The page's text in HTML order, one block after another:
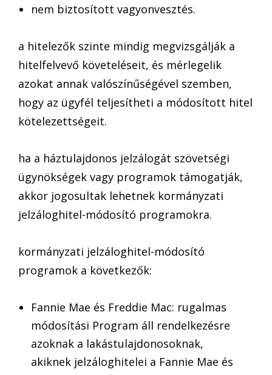
nem biztosított vagyonvesztés.
a hitelezők szinte mindig megvizsgálják a
hitelfelvevő követeléseit, és mérlegelik
azokat annak valószínűségével szemben,
hogy az ügyfél teljesítheti a módosított hitel
kötelezettségeit.
ha a háztulajdonos jelzálogát szövetségi
ügynökségek vagy programok támogatják,
akkor jogosultak lehetnek kormányzati
jelzáloghitel-módosító programokra.
kormányzati jelzáloghitel-módosító
programok a következők:
Fannie Mae és Freddie Mac: rugalmas
módosítási Program áll rendelkezésre
azoknak a lakástulajdonosoknak,
akiknek jelzáloghitelei a Fannie Mae és